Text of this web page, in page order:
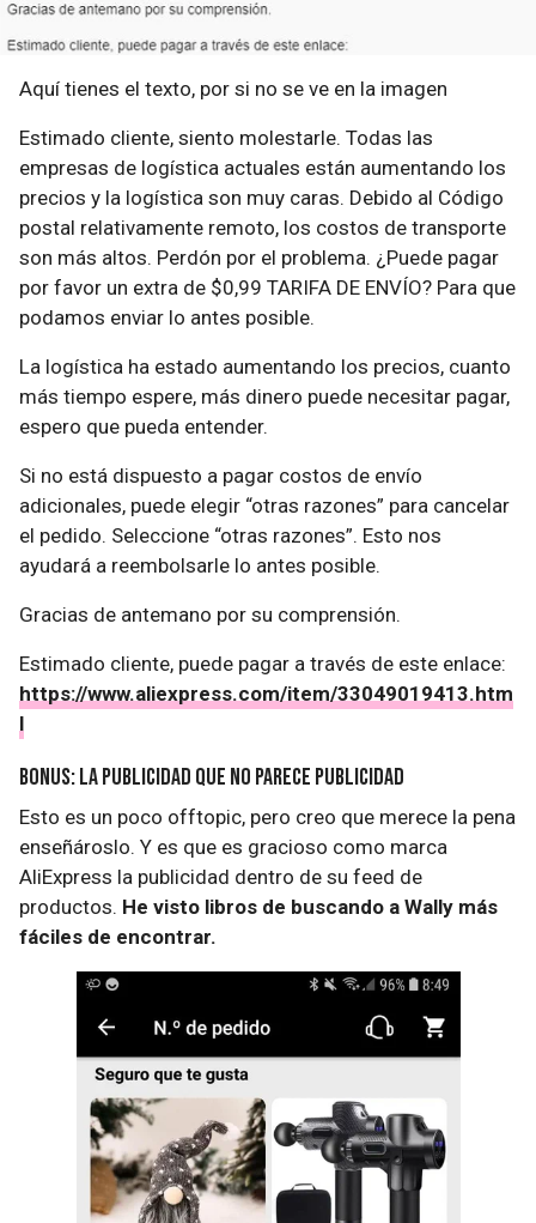
Aquí tienes el texto, por si no se ve en la imagen
Estimado cliente, siento molestarle. Todas las
empresas de logística actuales están aumentando los
precios y la logística son muy caras. Debido al Código
postal relativamente remoto, los costos de transporte
son más altos. Perdón por el problema. ¿Puede pagar
por favor un extra de $0,99 TARIFA DE ENVÍO? Para que
podamos enviar lo antes posible.
La logística ha estado aumentando los precios, cuanto
más tiempo espere, más dinero puede necesitar pagar,
espero que pueda entender.
Si no está dispuesto a pagar costos de envío
adicionales, puede elegir “otras razones” para cancelar
el pedido. Seleccione “otras razones”. Esto nos
ayudará a reembolsarle lo antes posible.
Gracias de antemano por su comprensión.
Estimado cliente, puede pagar a través de este enlace:
https://www.aliexpress.com/item/33049019413.htm
l
Bonus: la publicidad que no parece publicidad
Esto es un poco offtopic, pero creo que merece la pena
enseñároslo. Y es que es gracioso como marca
AliExpress la publicidad dentro de su feed de
productos. He visto libros de buscando a Wally más
fáciles de encontrar.